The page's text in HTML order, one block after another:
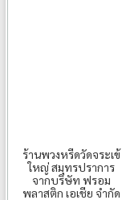
ร้านพวงหรีดวัดจระเข้
ใหญ่ สมุทรปราการ
จากบริษัท ฟรอม
พลาสติก เอเชีย จำกัด